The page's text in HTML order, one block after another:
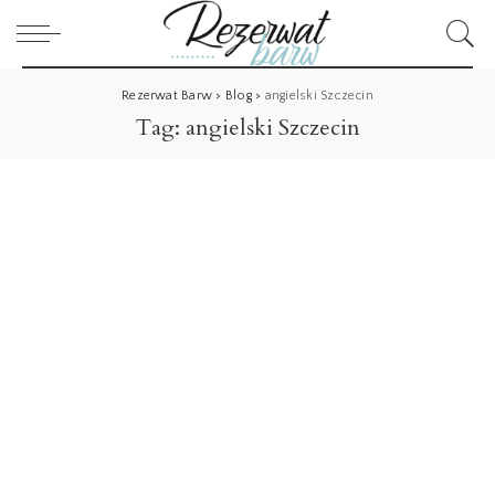
Rezerwat Barw > Blog> angielski Szczecin
Tag: angielski Szczecin